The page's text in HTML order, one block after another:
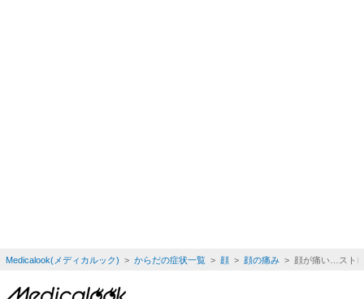
Medicalook(メディカルック) > からだの症状一覧> 顔> 顔の痛み> 顔が痛い…ストレ